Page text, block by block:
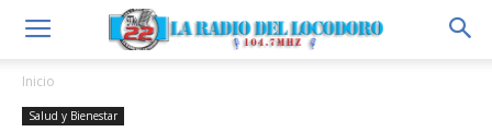
Inicio
Salud y Bienestar